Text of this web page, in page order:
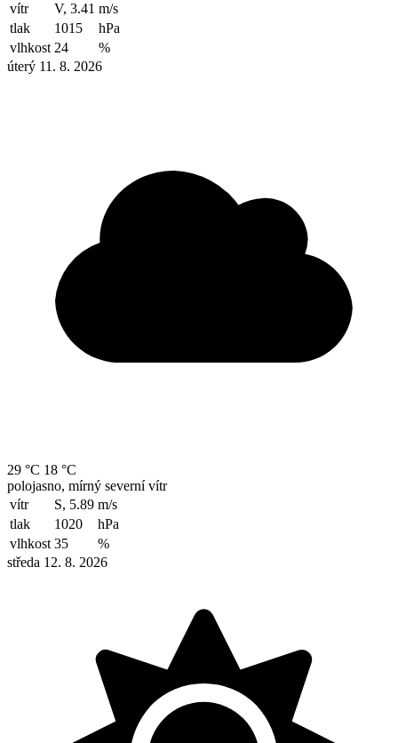
vítr
V, 3.41 m/s
tlak
1015
hPa
vlhkost 24
%
úterý 11. 8. 2026
29 °C 18 °C
polojasno, mírný severní vítr
vítr
S, 5.89 m/s
tlak
1020
hPa
vlhkost 35
%
středa 12. 8. 2026